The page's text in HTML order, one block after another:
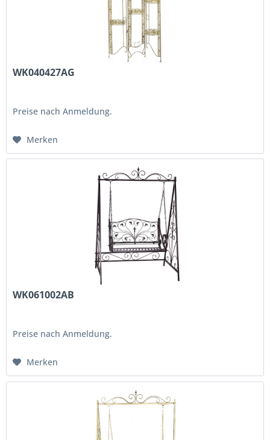
WK040427AG
Preise nach Anmeldung.
Merken
WK061002AB
Preise nach Anmeldung.
Merken